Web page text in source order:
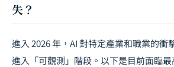
失？
進入 2026 年，AI 對特定產業和職業的衝
進入「可觀測」階段。以下是目前面臨最